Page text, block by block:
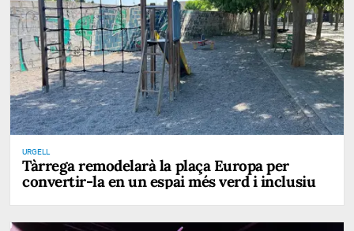
URGELL
Tàrrega remodelarà la plaça Europa per
convertir-la en un espai més verd i inclusiu